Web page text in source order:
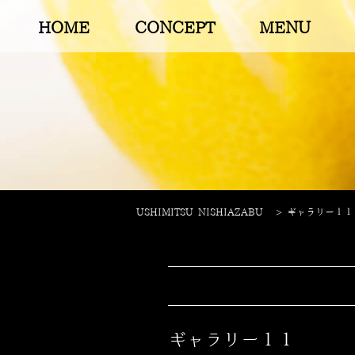
HOME CONCEPT MENU
USHIMITSU NISHIAZABU > ギャラリー１１
ギャラリー１１